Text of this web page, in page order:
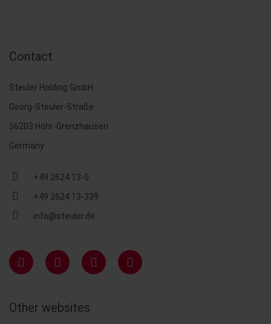
Contact
Steuler Holding GmbH
Georg-Steuler-Straße
56203 Höhr-Grenzhausen
Germany
+49 2624 13-0
+49 2624 13-339
info@steuler.de
Other websites